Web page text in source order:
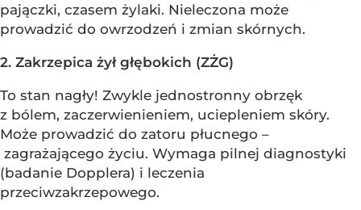
pajączki, czasem żylaki. Nieleczona może
prowadzić do owrzodzeń i zmian skórnych.
2. Zakrzepica żył głębokich (ZŻG)
To stan nagły! Zwykle jednostronny obrzęk
z bólem, zaczerwienieniem, uciepleniem skóry.
Może prowadzić do zatoru płucnego –
zagrażającego życiu. Wymaga pilnej diagnostyki
(badanie Dopplera) i leczenia
przeciwzakrzepowego.